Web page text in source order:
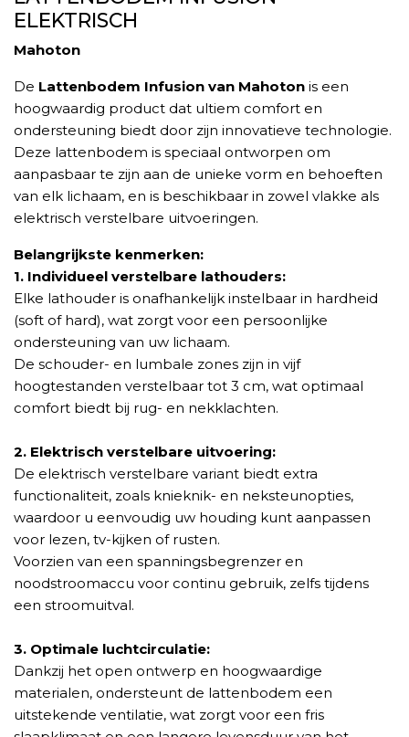
ELEKTRISCH
Mahoton
De Lattenbodem Infusion van Mahoton is een
hoogwaardig product dat ultiem comfort en
ondersteuning biedt door zijn innovatieve technologie.
Deze lattenbodem is speciaal ontworpen om
aanpasbaar te zijn aan de unieke vorm en behoeften
van elk lichaam, en is beschikbaar in zowel vlakke als
elektrisch verstelbare uitvoeringen.
Belangrijkste kenmerken:
1. Individueel verstelbare lathouders:
Elke lathouder is onafhankelijk instelbaar in hardheid
(soft of hard), wat zorgt voor een persoonlijke
ondersteuning van uw lichaam.
De schouder- en lumbale zones zijn in vijf
hoogtestanden verstelbaar tot 3 cm, wat optimaal
comfort biedt bij rug- en nekklachten.
2. Elektrisch verstelbare uitvoering:
De elektrisch verstelbare variant biedt extra
functionaliteit, zoals knieknik- en neksteunopties,
waardoor u eenvoudig uw houding kunt aanpassen
voor lezen, tv-kijken of rusten.
Voorzien van een spanningsbegrenzer en
noodstroomaccu voor continu gebruik, zelfs tijdens
een stroomuitval.
3. Optimale luchtcirculatie:
Dankzij het open ontwerp en hoogwaardige
materialen, ondersteunt de lattenbodem een
uitstekende ventilatie, wat zorgt voor een fris